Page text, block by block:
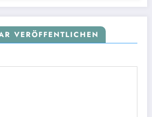
VERÖFFENTLICHEN